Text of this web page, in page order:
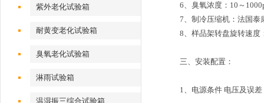
紫外老化试验箱
耐黄变老化试验箱
臭氧老化试验箱
淋雨试验箱
温湿振三综合试验箱
6、臭氧浓度：10～
7、制冷压缩机：法国泰
8、样品架转盘旋转速度
三、 安装配置：
1、电源条件 电压及误